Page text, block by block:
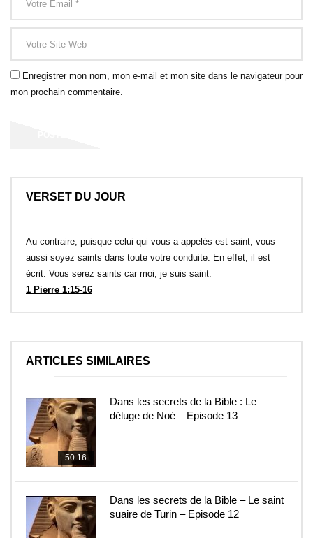
Enregistrer mon nom, mon e-mail et mon site dans le navigateur pour
mon prochain commentaire.
VERSET DU JOUR
Au contraire, puisque celui qui vous a appelés est saint, vous
aussi soyez saints dans toute votre conduite. En effet, il est
écrit: Vous serez saints car moi, je suis saint.
1 Pierre 1:15-16
ARTICLES SIMILAIRES
50:16
Dans les secrets de la Bible : Le
déluge de Noé – Episode 13
Dans les secrets de la Bible – Le saint
suaire de Turin – Episode 12